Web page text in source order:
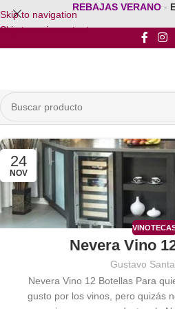
Skip to navigation
Skip to main content
REBAJAS VERANO -
24
NOV
Nevera Vino
Gustavo
Nevera Vino 12 Botellas Para
gusto por los vinos, pero quizás